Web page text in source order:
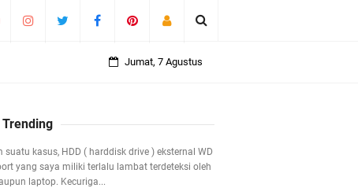
Jumat, 7 Agustus
Trending
suatu kasus, HDD ( harddisk drive ) eksternal WD
yang saya miliki terlalu lambat terdeteksi oleh
laptop. Kecuriga...